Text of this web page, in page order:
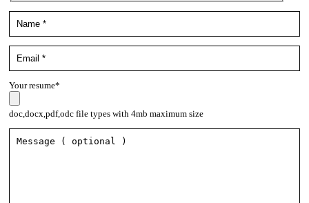
Your resume*
doc,docx,pdf,odc file types with 4mb maximum size